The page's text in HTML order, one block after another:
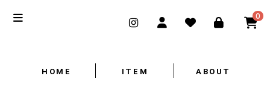
0
HOME ITEM ABOUT